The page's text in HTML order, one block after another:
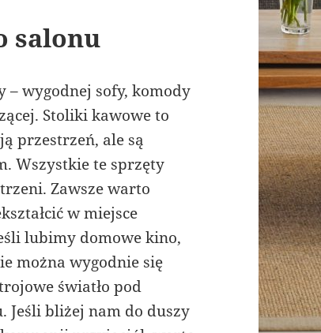
salonu
– wygodnej sofy, komody
Stoliki kawowe to
przestrzeń, ale są
Wszystkie te sprzęty
Zawsze warto
w miejsce
lubimy domowe kino,
można wygodnie się
światło pod
Jeśli bliżej nam do duszy